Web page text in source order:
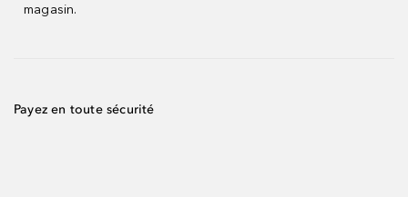
magasin.
Payez en toute sécurité